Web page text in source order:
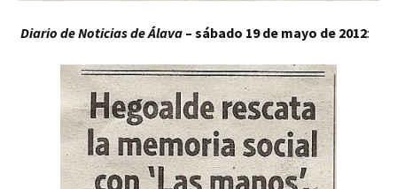
Diario de Noticias de Álava – sábado 19 de mayo de 2012: